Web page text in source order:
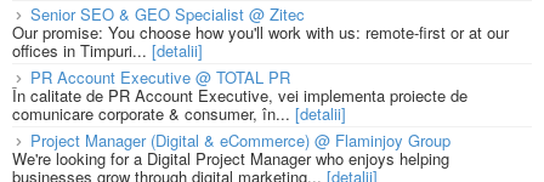
Senior SEO & GEO Specialist @ Zitec
Our promise: You choose how you'll work with us: remote-first or at our
offices in Timpuri... [detalii]
PR Account Executive @ TOTAL PR
În calitate de PR Account Executive, vei implementa proiecte de
comunicare corporate & consumer, în... [detalii]
Project Manager (Digital & eCommerce) @ Flaminjoy Group
We're looking for a Digital Project Manager who enjoys helping
businesses grow through digital marketing... [detalii]